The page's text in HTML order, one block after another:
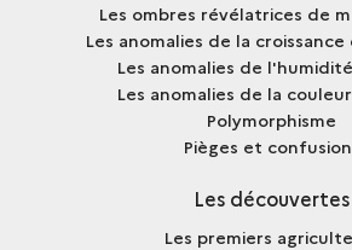
Les ombres révélatrices de
Les anomalies de la
Les anomalies de
Les anomalies de la
Polymorphisme
Pièges et
Les découvertes
Les premiers